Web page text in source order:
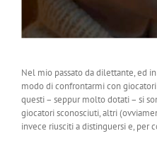
Nel mio passato da dilettante, ed
modo di confrontarmi con
questi – seppur molto dotati – si
giocatori sconosciuti, altri
invece riusciti a distinguersi e, per